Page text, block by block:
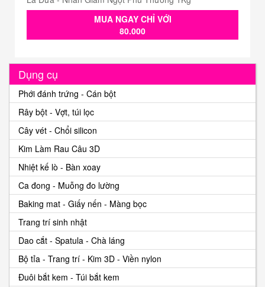
MUA NGAY CHỈ VỚI
80.000
Dụng cụ
Phới đánh trứng - Cán bột
Rây bột - Vợt, túi lọc
Cây vét - Chổi silicon
Kim Làm Rau Câu 3D
Nhiệt kế lò - Bàn xoay
Ca đong - Muỗng đo lường
Baking mat - Giấy nến - Màng bọc
Trang trí sinh nhật
Dao cắt - Spatula - Chà láng
Bộ tỉa - Trang trí - Kim 3D - Viền nylon
Đuôi bắt kem - Túi bắt kem